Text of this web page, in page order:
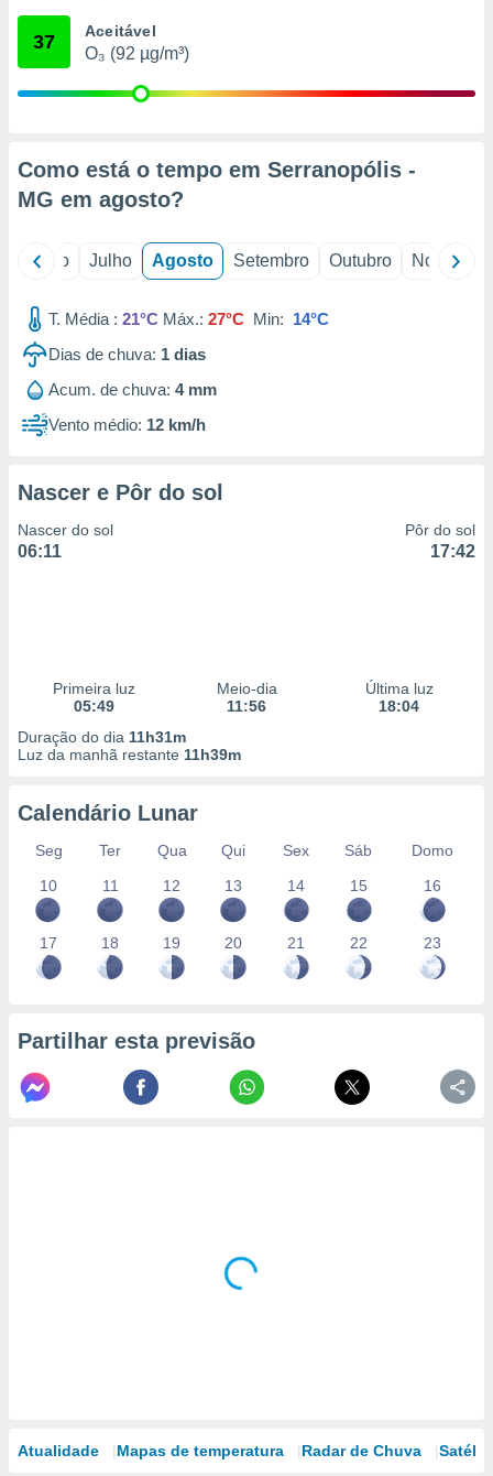
através
1199
37 Aceitável
O₃ (92 µg/m³)
Como está o tempo em Serranopólis -
MG em agosto?
Junho Julho Agosto Setembro Outubro Novembro
T. Média : 21°C Máx.: 27°C Min: 14°C
Dias de chuva: 1 dias
Acum. de chuva: 4 mm
Vento médio: 12 km/h
Nascer e Pôr do sol
Nascer do sol
06:11
Pôr do sol
17:42
Primeira luz
05:49
Meio-dia
11:56
Última luz
18:04
Duração do dia 11h31m
Luz da manhã restante 11h39m
Calendário Lunar
Seg Ter Qua Qui Sex Sáb
Domo
10
11 12 13 14 15 16
17 18 19 20 21 22 23
Partilhar esta previsão
Atualidade Mapas de temperatura Radar de Chuva